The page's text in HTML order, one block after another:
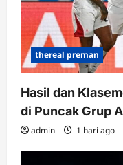
thereal preman
Hasil dan
di Puncak Grup
admin 1 hari ago